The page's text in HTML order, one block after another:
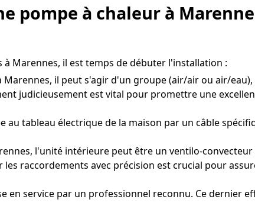
pompe à chaleur à
Marennes, il est temps de débuter l'installation :
Marennes, il peut s'agir d'un groupe (air/air ou air/
judicieusement est vital pour promettre une
au tableau électrique de la maison par un câble
l'unité intérieure peut être un ventilo-
raccordements avec précision est crucial pour
en service par un professionnel reconnu. Ce dernier